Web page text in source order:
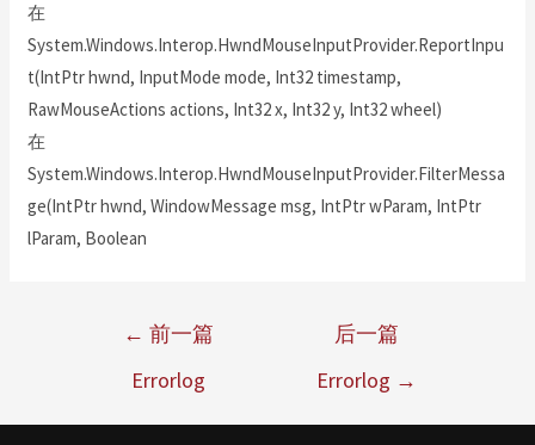
在
System.Windows.Interop.HwndMouseInputProvider.ReportInpu
t(IntPtr hwnd, InputMode mode, Int32 timestamp,
RawMouseActions actions, Int32 x, Int32 y, Int32 wheel)
在
System.Windows.Interop.HwndMouseInputProvider.FilterMessa
ge(IntPtr hwnd, WindowMessage msg, IntPtr wParam, IntPtr
lParam, Boolean
← 前一篇
Errorlog
后一篇
Errorlog →